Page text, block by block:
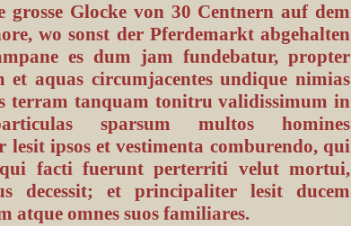
grosse Glocke von 30 Centnern auf dem
wo sonst der Pferdemarkt abgehalten
es dum jam fundebatur, propter
aquas circumjacentes undique nimias
terram tanquam tonitru validissimum in
sparsum multos homines
lesit ipsos et vestimenta comburendo, qui
facti fuerunt perterriti velut mortui,
decessit; et principaliter lesit ducem
atque omnes suos familiares.